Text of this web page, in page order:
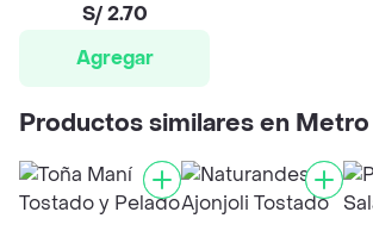
S/ 2.70
Agregar
Productos similares en Metro